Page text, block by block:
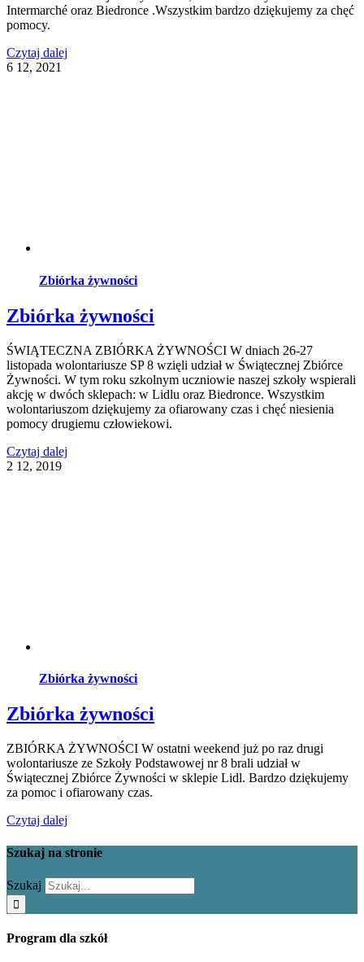
Intermarché oraz Biedronce .Wszystkim bardzo dziękujemy za chęć
pomocy.
Czytaj dalej
6 12, 2021
Zbiórka żywności
Zbiórka żywności
ŚWIĄTECZNA ZBIÓRKA ŻYWNOŚCI W dniach 26-27
listopada wolontariusze SP 8 wzięli udział w Świątecznej Zbiórce
Żywności. W tym roku szkolnym uczniowie naszej szkoły wspierali
akcję w dwóch sklepach: w Lidlu oraz Biedronce. Wszystkim
wolontariuszom dziękujemy za ofiarowany czas i chęć niesienia
pomocy drugiemu człowiekowi.
Czytaj dalej
2 12, 2019
Zbiórka żywności
Zbiórka żywności
ZBIÓRKA ŻYWNOŚCI W ostatni weekend już po raz drugi
wolontariusze ze Szkoły Podstawowej nr 8 brali udział w
Świątecznej Zbiórce Żywności w sklepie Lidl. Bardzo dziękujemy
za pomoc i ofiarowany czas.
Czytaj dalej
Szukaj na stronie
Szukaj
Program dla szkół